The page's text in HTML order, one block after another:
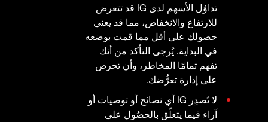
تداوُل الأسهم لدى IG قد تتعرض
للارتفاع والانخفاض، مما قد يعني
حصولك على أقل مما قمت بوضعه
في البداية. يُرجى التأكد من أنك
تفهم تمامًا المخاطر، وأن تحرص
على إدارة تعرُّضك.
لا تُصدِر IG أي نصائح أو توصيات أو
آراء فيما يتعلّق بالحصُول على